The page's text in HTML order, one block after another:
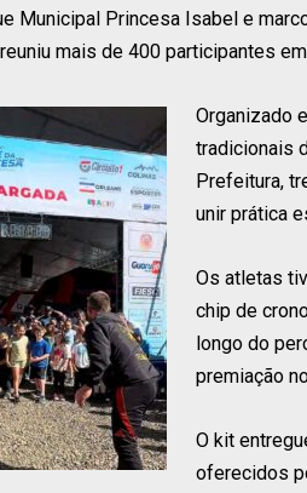
Municipal Princesa Isabel e
mais de 400 participantes
Organizado
tradicionais
Prefeitura,
unir prática
Os atletas
chip de
longo do
premiação
O kit
oferecidos